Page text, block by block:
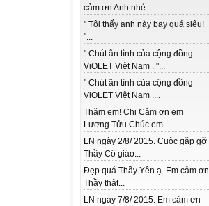
cảm ơn Anh nhé....
" Tôi thấy anh này bay quá siêu!
"...
" Chút ân tình của cộng đồng
ViOLET Việt Nam . "...
" Chút ân tình của cộng đồng
ViOLET Việt Nam ....
Thăm em! Chị Cảm ơn em
Lương Tửu Chúc em...
LN ngày 2/8/ 2015. Cuộc gặp gỡ
Thầy Cô giáo...
Đẹp quá Thầy Yên ạ. Em cảm ơn
Thầy thật...
LN ngày 7/8/ 2015. Em cảm ơn